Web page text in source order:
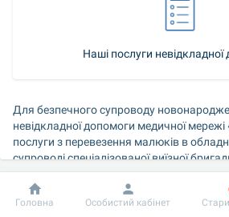
Наші послуги
Для безпечного супроводу
невідкладної допомоги медичної
послуги з перевезення малюків в
супроводі спеціалізованої виїзної
спеціальним блоком - транспортним
новонароджених (кювез). Такий спосіб
показаний, якщо дитина народилася з
Добробут Інформація
Головна Особистий кабінет